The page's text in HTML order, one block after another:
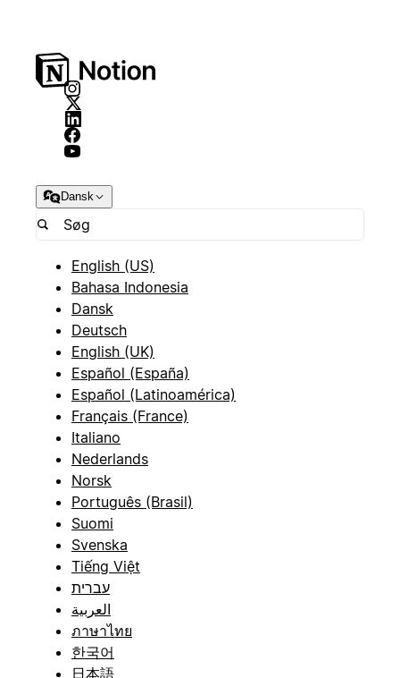
Dansk
English (US)
Bahasa Indonesia
Dansk
Deutsch
English (UK)
Español (España)
Español (Latinoamérica)
Français (France)
Italiano
Nederlands
Norsk
Português (Brasil)
Suomi
Svenska
Tiếng Việt
עברית
العربية
ภาษาไทย
한국어
日本語